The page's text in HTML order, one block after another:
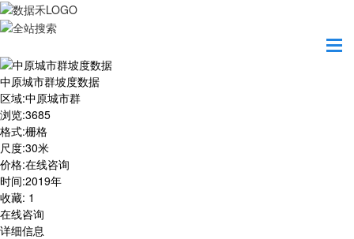
中原城市群坡度数据
区域:中原城市群
浏览:3685
格式:栅格
尺度:30米
价格:在线咨询
时间:2019年
收藏: 1
在线咨询
详细信息